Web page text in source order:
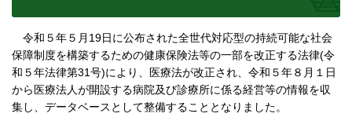
令和５年５月19日に公布された全世代対応型の持続可能な社会
保障制度を構築するための健康保険法等の一部を改正する法律(令
和５年法律第31号)により、医療法が改正され、令和５年８月１日
から医療法人が開設する病院及び診療所に係る経営等の情報を収
集し、データベースとして整備することとなりました。